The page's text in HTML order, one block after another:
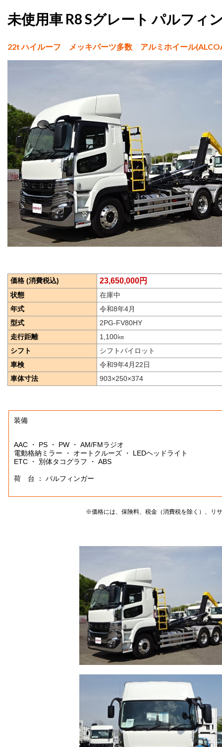
未使用車 R8 Sグレート パルフィ
22t ハイルーフ メッキパーツ多数 アルミホイール
価格 (消費税込) 23,650,000円
状態
在庫中
年式
令和8年4月
型式
2PG-FV80HY
走行距離
1,100㎞
シフト
シフトパイロット
車検
令和9年4月22日
車体寸法
903×250×374
装備
AAC ・ PS ・ PW ・ AM/FMラジオ
電動格納ミラー ・ オートクルーズ ・ LEDヘッドライト
ETC ・ 別体タコグラフ ・ ABS
荷 台 ： パルフィンガー
※価格には、保険料、税金（消費税を除く）、リ